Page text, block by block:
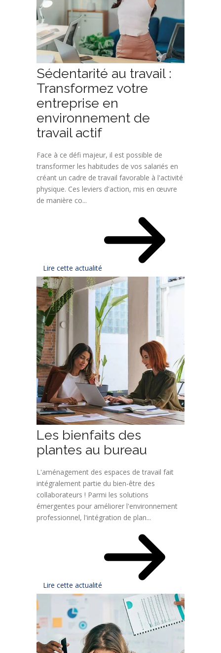
Sédentarité au travail :
Transformez votre
entreprise en
environnement de
travail actif
Face à ce défi majeur, il est possible de
transformer les habitudes de vos salariés en
créant un cadre de travail favorable à l'activité
physique. Ces leviers d'action, mis en œuvre
de manière co...
Lire cette actualité
Les bienfaits des
plantes au bureau
L'aménagement des espaces de travail fait
intégralement partie du bien-être des
collaborateurs ! Parmi les solutions
émergentes pour améliorer l'environnement
professionnel, l'intégration de plan...
Lire cette actualité